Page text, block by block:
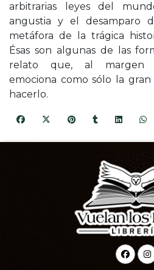
arbitrarias leyes del
angustia y el desamparo
metáfora de la trágica
Ésas son algunas de las
relato que, al margen
emociona como sólo la
hacerlo.